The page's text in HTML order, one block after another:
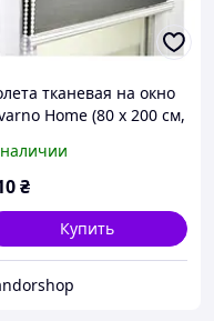
тканевая на окно
Home (80 x 200 см,
₴
Купить